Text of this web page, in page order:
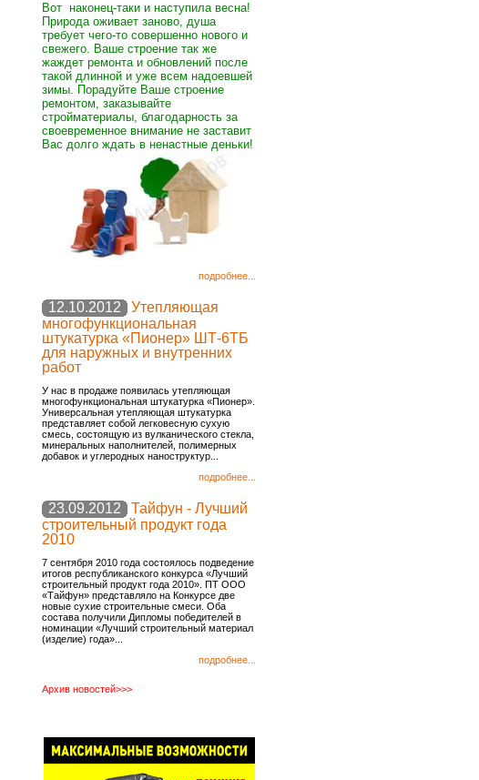
Вот наконец-таки и наступила весна!
Природа оживает заново, душа
требует чего-то совершенно нового и
свежего. Ваше строение так же
жаждет ремонта и обновлений после
такой длинной и уже всем надоевшей
зимы. Порадуйте Ваше строение
ремонтом, заказывайте
стройматериалы, благодарность за
своевременное внимание не заставит
Вас долго ждать в ненастные деньки!
подробнее...
12.10.2012
Утепляющая
многофункциональная
штукатурка «Пионер» ШТ-6ТБ
для наружных и внутренних
работ
У нас в продаже появилась утепляющая
многофункциональная штукатурка «Пионер».
Универсальная утепляющая штукатурка
представляет собой легковесную сухую
смесь, состоящую из вулканического стекла,
минеральных наполнителей, полимерных
добавок и углеродных наноструктур...
подробнее...
23.09.2012
Тайфун - Лучший
строительный продукт года
2010
7 сентября 2010 года состоялось подведение
итогов республиканского конкурса «Лучший
строительный продукт года 2010». ПТ ООО
«Тайфун» представляло на Конкурсе две
новые сухие строительные смеси. Оба
состава получили Дипломы победителей в
номинации «Лучший строительный материал
(изделие) года»...
подробнее...
Архив новостей>>>